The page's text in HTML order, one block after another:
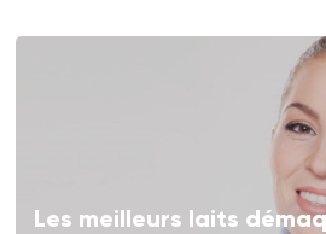
Les meilleurs laits